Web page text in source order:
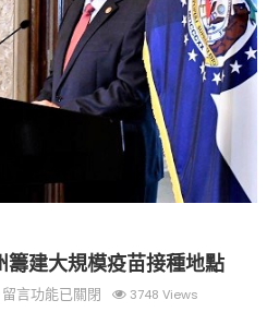
（五）
与钢琴家Darek演绎一场古筝
建大規模疫苗接種地點
在
留言功能已關閉 3748 Views